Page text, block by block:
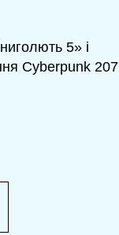
5» і
Cyberpunk